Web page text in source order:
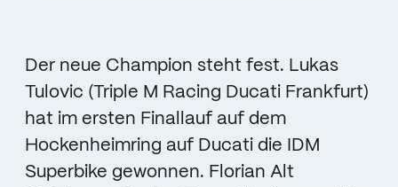
Der neue Champion steht fest. Lukas
Tulovic (Triple M Racing Ducati Frankfurt)
hat im ersten Finallauf auf dem
Hockenheimring auf Ducati die IDM
Superbike gewonnen. Florian Alt